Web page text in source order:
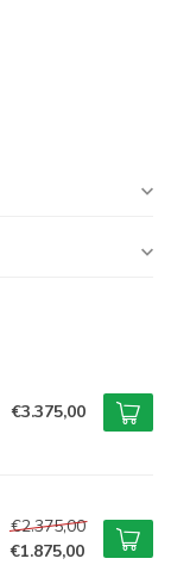
€3.375,00
€2.375,00
€1.875,00